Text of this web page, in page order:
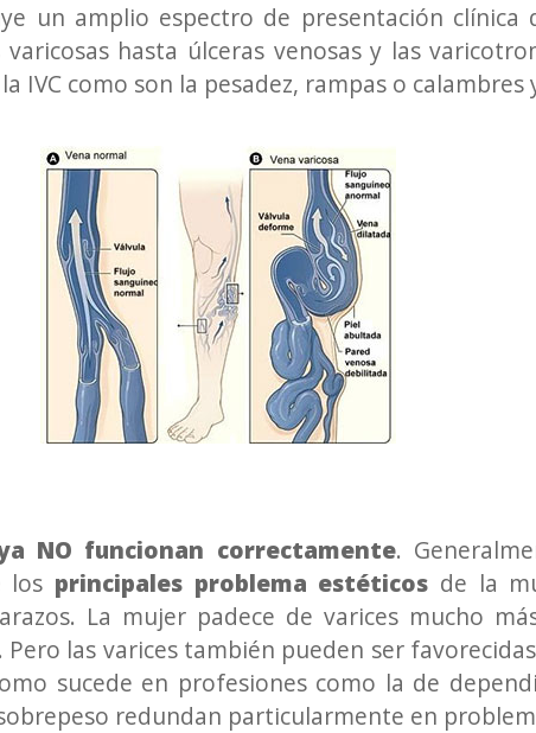
un amplio espectro de presentación
hasta úlceras venosas y las
IVC como son la pesadez, rampas o
NO funcionan correctamente.
los principales problema estéticos de la
La mujer padece de varices mucho
las varices también pueden ser
sucede en profesiones como la de
redundan particularmente en